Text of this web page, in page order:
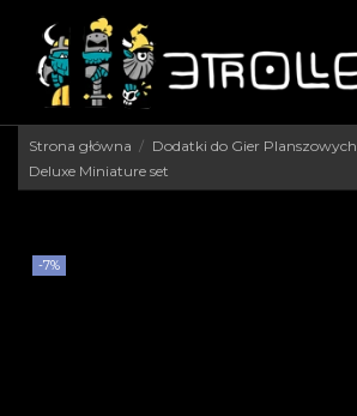
Strona główna Dodatki do Gier Planszowych
Deluxe Miniature set
-7%